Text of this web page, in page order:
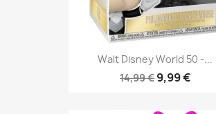
Walt Disney World 50 -...
14,99 € 9,99 €